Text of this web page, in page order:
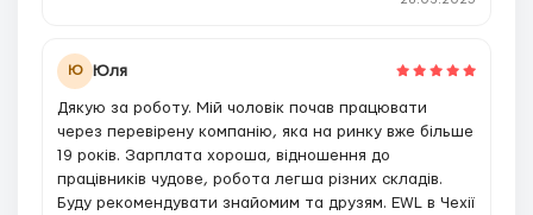
Ю Юля
Дякую за роботу. Мій чоловік почав працювати
через перевірену компанію, яка на ринку вже більше
19 років. Зарплата хороша, відношення до
працівників чудове, робота легша різних складів.
Буду рекомендувати знайомим та друзям. EWL в Чехії